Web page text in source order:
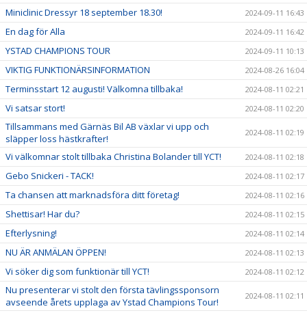
Miniclinic Dressyr 18 september 18.30! 2024-09-11 16:43
En dag för Alla 2024-09-11 16:42
YSTAD CHAMPIONS TOUR 2024-09-11 10:13
VIKTIG FUNKTIONÄRSINFORMATION 2024-08-26 16:04
Terminsstart 12 augusti! Välkomna tillbaka! 2024-08-11 02:21
Vi satsar stort! 2024-08-11 02:20
Tillsammans med Gärnäs Bil AB växlar vi upp och
släpper loss hästkrafter!
2024-08-11 02:19
Vi välkomnar stolt tillbaka Christina Bolander till YCT! 2024-08-11 02:18
Gebo Snickeri - TACK! 2024-08-11 02:17
Ta chansen att marknadsföra ditt företag! 2024-08-11 02:16
Shettisar! Har du? 2024-08-11 02:15
Efterlysning! 2024-08-11 02:14
NU ÄR ANMÄLAN ÖPPEN! 2024-08-11 02:13
Vi söker dig som funktionär till YCT! 2024-08-11 02:12
Nu presenterar vi stolt den första tävlingssponsorn
avseende årets upplaga av Ystad Champions Tour!
2024-08-11 02:11